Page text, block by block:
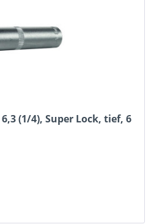
(1/4), Super Lock, tief, 6